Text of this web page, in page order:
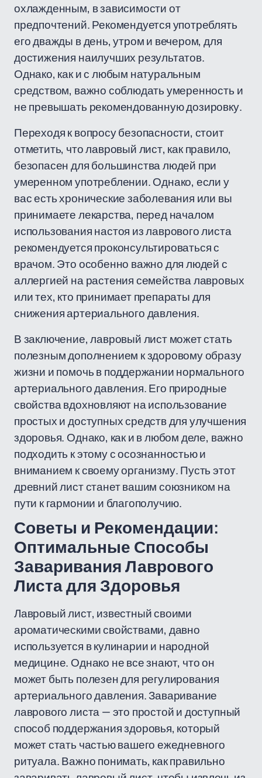
охлажденным, в зависимости от
предпочтений. Рекомендуется употреблять
его дважды в день, утром и вечером, для
достижения наилучших результатов.
Однако, как и с любым натуральным
средством, важно соблюдать умеренность и
не превышать рекомендованную дозировку.
Переходя к вопросу безопасности, стоит
отметить, что лавровый лист, как правило,
безопасен для большинства людей при
умеренном употреблении. Однако, если у
вас есть хронические заболевания или вы
принимаете лекарства, перед началом
использования настоя из лаврового листа
рекомендуется проконсультироваться с
врачом. Это особенно важно для людей с
аллергией на растения семейства лавровых
или тех, кто принимает препараты для
снижения артериального давления.
В заключение, лавровый лист может стать
полезным дополнением к здоровому образу
жизни и помочь в поддержании нормального
артериального давления. Его природные
свойства вдохновляют на использование
простых и доступных средств для улучшения
здоровья. Однако, как и в любом деле, важно
подходить к этому с осознанностью и
вниманием к своему организму. Пусть этот
древний лист станет вашим союзником на
пути к гармонии и благополучию.
Советы и Рекомендации:
Оптимальные Способы
Заваривания Лаврового
Листа для Здоровья
Лавровый лист, известный своими
ароматическими свойствами, давно
используется в кулинарии и народной
медицине. Однако не все знают, что он
может быть полезен для регулирования
артериального давления. Заваривание
лаврового листа — это простой и доступный
способ поддержания здоровья, который
может стать частью вашего ежедневного
ритуала. Важно понимать, как правильно